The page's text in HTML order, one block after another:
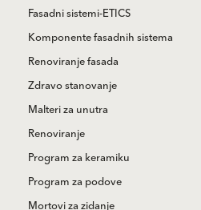
Fasadni sistemi-ETICS
Komponente fasadnih sistema
Renoviranje fasada
Zdravo stanovanje
Malteri za unutra
Renoviranje
Program za keramiku
Program za podove
Mortovi za zidanje